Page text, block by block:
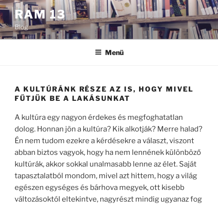
Tartalomhoz
RAM 13
Blog
Menü
A KULTÚRÁNK RÉSZE AZ IS, HOGY MIVEL
FŰTJÜK BE A LAKÁSUNKAT
A kultúra egy nagyon érdekes és megfoghatatlan
dolog. Honnan jön a kultúra? Kik alkotják? Merre halad?
Én nem tudom ezekre a kérdésekre a választ, viszont
abban biztos vagyok, hogy ha nem lennének különböző
kultúrák, akkor sokkal unalmasabb lenne az élet. Saját
tapasztalatból mondom, mivel azt hittem, hogy a világ
egészen egységes és bárhova megyek, ott kisebb
változásoktól eltekintve, nagyrészt mindig ugyanaz fog